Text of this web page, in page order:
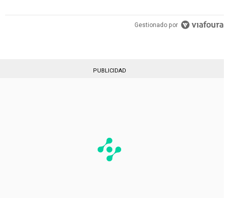
Gestionado por
PUBLICIDAD